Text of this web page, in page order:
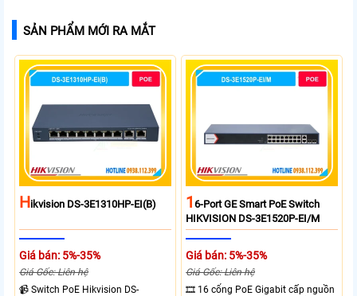
SẢN PHẨM MỚI RA MẮT
HIkvision DS-3E1310HP-EI(B)
Giá bán: 5%-35%
Giá Gốc: Liên hệ
📹 Switch PoE Hikvision DS-
16-Port GE Smart PoE Switch
HIKVISION DS-3E1520P-EI/M
Giá bán: 5%-35%
Giá Gốc: Liên hệ
🎞 16 cổng PoE Gigabit cấp nguồn